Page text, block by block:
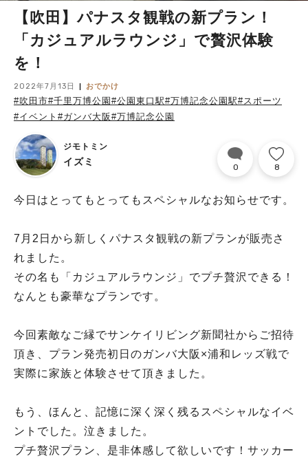
【吹田】パナスタ観戦の新プラン！
「カジュアルラウンジ」で贅沢体験
を！
2022年7月13日 おでかけ
#吹田市#千里万博公園 #公園東口駅#万博記念公園駅#スポーツ
#イベント #ガンバ大阪 #万博記念公園
ジモトミン
イズミ 0 8
今日はとってもとってもスペシャルなお知らせです。
7月2日から新しくパナスタ観戦の新プランが販売さ
れました。
その名も「カジュアルラウンジ」でプチ贅沢できる！
なんとも豪華なプランです。
今回素敵なご縁でサンケイリビング新聞社からご招待
頂き、プラン発売初日のガンバ大阪×浦和レッズ戦で
実際に家族と体験させて頂きました。
もう、ほんと、記憶に深く深く残るスペシャルなイベ
ントでした。泣きました。
プチ贅沢プラン、是非体感して欲しいです！サッカー